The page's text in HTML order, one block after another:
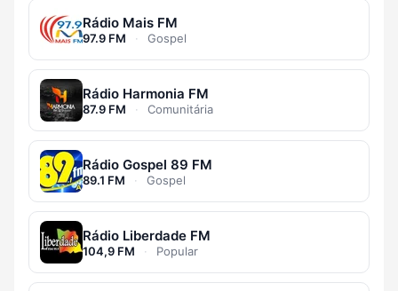
Rádio Mais FM
97.9 FM · Gospel
Rádio Harmonia FM
87.9 FM · Comunitária
Rádio Gospel 89 FM
89.1 FM · Gospel
Rádio Liberdade FM
104,9 FM · Popular